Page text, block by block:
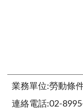
業務單位:勞動條
連絡電話:02-